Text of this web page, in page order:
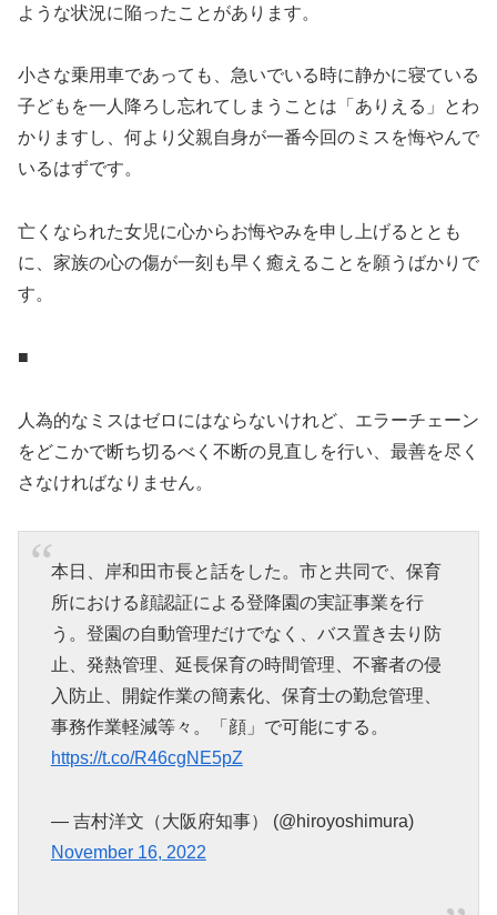
ような状況に陥ったことがあります。
小さな乗用車であっても、急いでいる時に静かに寝ている
子どもを一人降ろし忘れてしまうことは「ありえる」とわ
かりますし、何より父親自身が一番今回のミスを悔やんで
いるはずです。
亡くなられた女児に心からお悔やみを申し上げるととも
に、家族の心の傷が一刻も早く癒えることを願うばかりで
す。
■
人為的なミスはゼロにはならないけれど、エラーチェーン
をどこかで断ち切るべく不断の見直しを行い、最善を尽く
さなければなりません。
本日、岸和田市長と話をした。市と共同で、保育
所における顔認証による登降園の実証事業を行
う。登園の自動管理だけでなく、バス置き去り防
止、発熱管理、延長保育の時間管理、不審者の侵
入防止、開錠作業の簡素化、保育士の勤怠管理、
事務作業軽減等々。「顔」で可能にする。
https://t.co/R46cgNE5pZ
— 吉村洋文（大阪府知事） (@hiroyoshimura)
November 16, 2022